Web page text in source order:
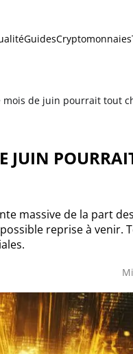
GuidesCryptomonnaies
mois de juin pourrait tout
JUIN
massive de la part
reprise à venir.